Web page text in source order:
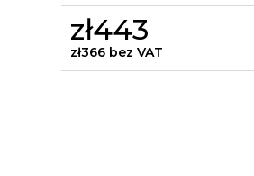
zł443
zł366 bez VAT
Cena